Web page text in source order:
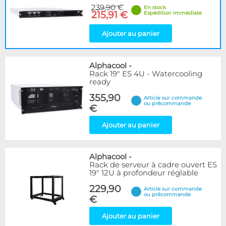
239,90 €
215,91 €
En stock
Expédition immédiate
Ajouter au panier
Alphacool -
Rack 19" ES 4U - Watercooling
ready
355,90
€
Article sur commande
ou précommande
Ajouter au panier
Alphacool -
Rack de serveur à cadre ouvert ES
19" 12U à profondeur réglable
229,90
€
Article sur commande
ou précommande
Ajouter au panier